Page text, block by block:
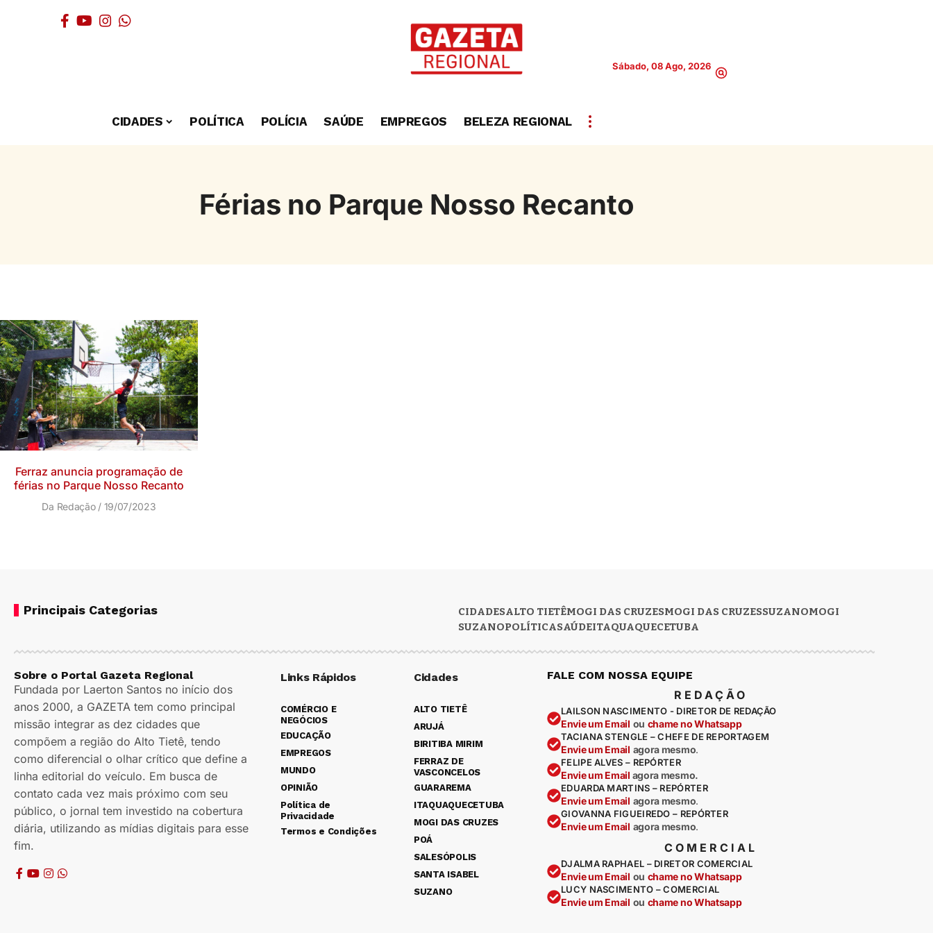
Sábado, 08 Ago, 2026
CIDADES POLÍTICA POLÍCIA SAÚDE EMPREGOS BELEZA REGIONAL
Férias no Parque Nosso Recanto
Ferraz anuncia programação de
férias no Parque Nosso Recanto
Da Redação 19/07/2023
Principais Categorias CIDADESALTO TIETÊMOGI DAS CRUZESMOGI DAS CRUZESSUZANOMOGI
SUZANOPOLÍTICASAÚDEITAQUAQUECETUBA
Sobre o Portal Gazeta Regional
Fundada por Laerton Santos no início dos
anos 2000, a GAZETA tem como principal
missão integrar as dez cidades que
compõem a região do Alto Tietê, tendo
como diferencial o olhar crítico que define a
linha editorial do veículo. Em busca de
contato cada vez mais próximo com seu
público, o jornal tem investido na cobertura
diária, utilizando as mídias digitais para esse
fim.
Links Rápidos
COMÉRCIO E
NEGÓCIOS
EDUCAÇÃO
EMPREGOS
MUNDO
OPINIÃO
Política de
Privacidade
Termos e Condições
Cidades
ALTO TIETÊ
ARUJÁ
BIRITIBA MIRIM
FERRAZ DE
VASCONCELOS
GUARAREMA
ITAQUAQUECETUBA
MOGI DAS CRUZES
POÁ
SALESÓPOLIS
SANTA ISABEL
SUZANO
FALE COM NOSSA EQUIPE
REDAÇÃO
LAILSON NASCIMENTO - DIRETOR DE REDAÇÃO
Envie um Email ou chame no Whatsapp
TACIANA STENGLE – CHEFE DE REPORTAGEM
Envie um Email agora mesmo.
FELIPE ALVES – REPÓRTER
Envie um Email agora mesmo.
EDUARDA MARTINS – REPÓRTER
Envie um Email agora mesmo.
GIOVANNA FIGUEIREDO – REPÓRTER
Envie um Email agora mesmo.
COMERCIAL
DJALMA RAPHAEL – DIRETOR COMERCIAL
Envie um Email ou chame no Whatsapp
LUCY NASCIMENTO – COMERCIAL
Envie um Email ou chame no Whatsapp